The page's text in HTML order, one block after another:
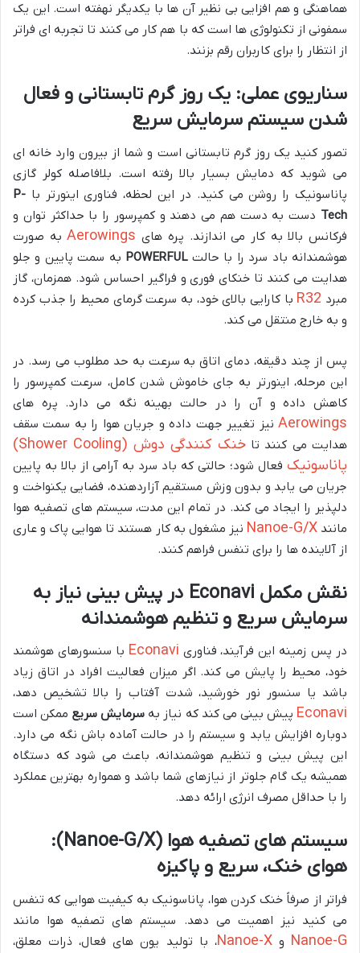
هماهنگی و هم افزایی بی نظیر آن ها با یکدیگر نهفته است. این یک
سمفونی از تکنولوژی ها است که با هم کار می کنند تا تجربه ای فراتر
از انتظار را برای کاربران رقم بزنند.
سناریوی عملی: یک روز گرم تابستانی و فعال
شدن سیستم سرمایش سریع
تصور کنید یک روز گرم تابستانی است و شما از بیرون وارد خانه ای
می شوید که دمایش بسیار بالا رفته است. بلافاصله کولر گازی
پاناسونیک را روشن می کنید. در این لحظه، فناوری اینورتر با P-
Tech دست به دست هم می دهند و کمپرسور را با حداکثر توان و
فرکانس بالا به کار می اندازند. پره های Aerowingsبه صورت
هوشمندانه باد سرد را با حالتPOWERFUL به سمت پایین و جلو
هدایت می کنند تا خنکای فوری و فراگیر احساس شود. همزمان، گاز
مبرد R32 با کارایی بالای خود، به سرعت گرمای محیط را جذب کرده
و به خارج منتقل می کند.
پس از چند دقیقه، دمای اتاق به سرعت به حد مطلوب می رسد. در
این مرحله، اینورتر به جای خاموش شدن کامل، سرعت کمپرسور را
کاهش داده و آن را در حالت بهینه نگه می دارد. پره های
Aerowings نیز تغییر جهت داده و جریان هوا را به سمت سقف
هدایت می کنند تا
خنک کنندگی دوش (Shower Cooling)
پاناسونیک فعال شود؛ حالتی که باد سرد به آرامی از بالا به پایین
جریان می یابد و بدون وزش مستقیم آزاردهنده، فضایی یکنواخت و
دلپذیر را ایجاد می کند. در تمام این مدت، سیستم های تصفیه هوا
مانندNanoe-G/X نیز مشغول به کار هستند تا هوایی پاک و عاری
از آلاینده ها را برای تنفس فراهم کنند.
نقش مکمل Econavi در پیش بینی نیاز به
سرمایش سریع و تنظیم هوشمندانه
در پس زمینه این فرآیند، فناوری Econavi با سنسورهای هوشمند
خود، محیط را پایش می کند. اگر میزان فعالیت افراد در اتاق زیاد
باشد یا سنسور نور خورشید، شدت آفتاب را بالا تشخیص دهد،
Econavi پیش بینی می کند که نیاز به سرمایش سریع ممکن است
دوباره افزایش یابد و سیستم را در حالت آماده باش نگه می دارد.
این پیش بینی و تنظیم هوشمندانه، باعث می شود که دستگاه
همیشه یک گام جلوتر از نیازهای شما باشد و همواره بهترین عملکرد
را با حداقل مصرف انرژی ارائه دهد.
سیستم های تصفیه هوا (Nanoe-G/X):
هوای خنک، سریع و پاکیزه
فراتر از صرفاً خنک کردن هوا، پاناسونیک به کیفیت هوایی که تنفس
می کنید نیز اهمیت می دهد. سیستم های تصفیه هوا مانند
Nanoe-G وNanoe-X، با تولید یون های فعال، ذرات معلق،